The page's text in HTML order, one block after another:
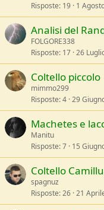
Risposte 19 1
Analisi del
FOLGORE338
Risposte 17 26
Coltello piccolo
mimmo299
Risposte 4 29
Machetes e
Manitu
Risposte 7 15
Coltello
spagnuz
Risposte 26 21